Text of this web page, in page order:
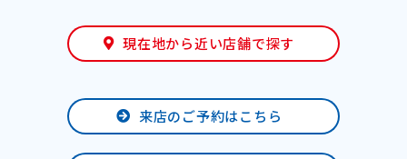
現在地から近い店舗で探す
来店のご予約はこちら